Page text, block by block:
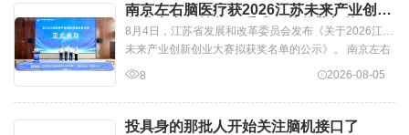
南京左右脑医疗获2026江苏未来产业创新
创业大赛一等奖，系唯一获奖脑机接口项
目！
8月4日，江苏省发展和改革委员会发布《关于2026江苏
未来产业创新创业大赛拟获奖名单的公示》。 南京左右
脑医疗科技集团有限公司凭借自主研...
8 2026-08-05
投具身的那批人开始关注脑机接口了